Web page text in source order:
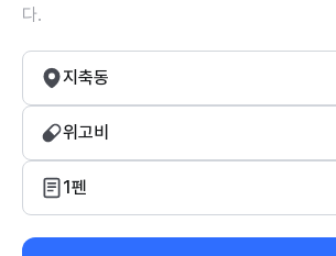
다.
지축동
위고비
1펜